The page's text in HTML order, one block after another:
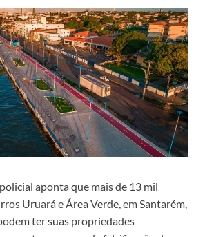
aponta que mais de 13 mil
Uruará e Área Verde, em Santarém,
ter suas propriedades